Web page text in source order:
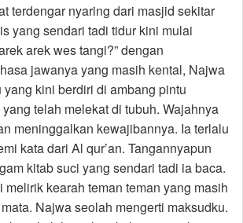
terdengar nyaring dari masjid sekitar
yang sendari tadi tidur kini mulai
arek wes tangi?” dengan
jawanya yang masih kental, Najwa
yang kini berdiri di ambang pintu
telah melekat di tubuh. Wajahnya
meninggalkan kewajibannya. Ia terlalu
kata dari Al qur’an. Tangannyapun
kitab suci yang sendari tadi ia baca.
melirik kearah teman teman yang masih
Najwa seolah mengerti maksudku.